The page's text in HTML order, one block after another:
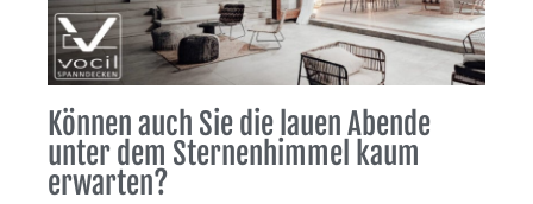
Können auch Sie die lauen Abende
unter dem Sternenhimmel kaum
erwarten?